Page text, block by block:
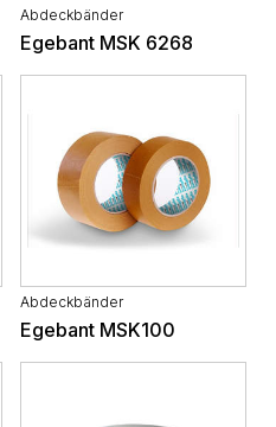
Abdeckbänder
Egebant MSK 6268
Abdeckbänder
Egebant MSK100